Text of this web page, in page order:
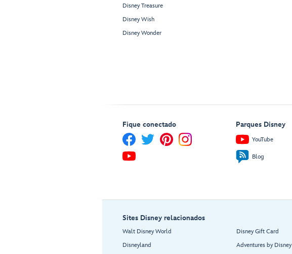
Disney Treasure
Disney Wish
Disney Wonder
Fique conectado Parques Disney
YouTube
Blog
Sites Disney relacionados
Walt Disney World
Disneyland
Disney Gift Card
Adventures by Disney